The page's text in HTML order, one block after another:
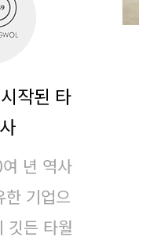
작된 타
년 역사
한 기업으
깃든 타월